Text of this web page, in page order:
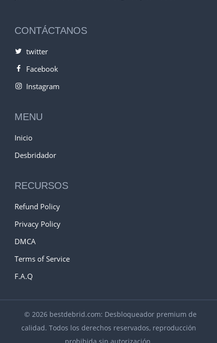
CONTÁCTANOS
twitter
Facebook
Instagram
MENU
Inicio
Desbridador
RECURSOS
Refund Policy
Privacy Policy
DMCA
Terms of Service
F.A.Q
© 2026 bestdebrid.com: Desbloqueador premium de
calidad. Todos los derechos reservados, reproducción